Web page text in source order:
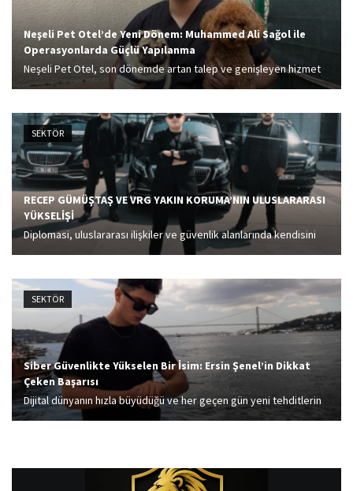
Neşeli Pet Otel’de Yeni Dönem: Muhammed Ali Sağol ile
Operasyonlarda Güçlü Yapılanma
Neşeli Pet Otel, son dönemde artan talep ve genişleyen hizmet
kapasitesine paralel olarak ekip yapılanmasını güçlendirmeye
daha profesyonel bir seviyeye taşımak ve tesis...
SEKTÖR
RECEP GÜMÜŞTAŞ VE VRG YAKIN KORUMA’NIN ULUSLARARASI
YÜKSELİŞİ
Diplomasi, uluslararası ilişkiler ve güvenlik alanlarında kendisini
geliştirmeye devam eden Gümüştaş, gelecekte Macaristan'da
Uluslararası güvenlik alanında elde ettiği saha deneyimini
diplomasi ve kamu yönetimi...
SEKTÖR
Siber Güvenlikte Yükselen Bir İsim: Ersin Şenel’in Dikkat
Çeken Başarısı
Dijital dünyanın hızla büyüdüğü ve her geçen gün yeni tehditlerin
ortaya çıktığı bir dönemde, siber güvenlik alanında fark yaratan